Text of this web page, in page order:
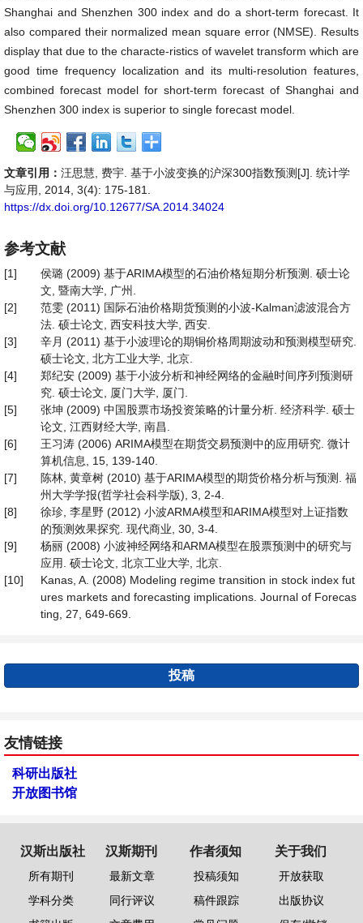
Shanghai and Shenzhen 300 index and do a short-term forecast. It
also compared their normalized mean square error (NMSE). Results
display that due to the characte-ristics of wavelet transform which are
good time frequency localization and its multi-resolution features,
combined forecast model for short-term forecast of Shanghai and
Shenzhen 300 index is superior to single forecast model.
文章引用： 汪思慧, 费宇. 基于小波变换的沪深300指数预测[J]. 统计学
与应用, 2014, 3(4): 175-181.
https://dx.doi.org/10.12677/SA.2014.34024
参考文献
[1]
侯璐 (2009) 基于ARIMA模型的石油价格短期分析预测. 硕士论
文, 暨南大学, 广州.
[2]
范雯 (2011) 国际石油价格期货预测的小波-Kalman滤波混合方
法. 硕士论文, 西安科技大学, 西安.
[3]
辛月 (2011) 基于小波理论的期铜价格周期波动和预测模型研究.
硕士论文, 北方工业大学, 北京.
[4]
郑纪安 (2009) 基于小波分析和神经网络的金融时间序列预测研
究. 硕士论文, 厦门大学, 厦门.
[5]
张坤 (2009) 中国股票市场投资策略的计量分析. 经济科学. 硕士
论文, 江西财经大学, 南昌.
[6]
王习涛 (2006) ARIMA模型在期货交易预测中的应用研究. 微计
算机信息, 15, 139-140.
[7]
陈林, 黄章树 (2010) 基于ARIMA模型的期货价格分析与预测. 福
州大学学报(哲学社会科学版), 3, 2-4.
[8]
徐珍, 李星野 (2012) 小波ARMA模型和ARIMA模型对上证指数
的预测效果探究. 现代商业, 30, 3-4.
[9]
杨丽 (2008) 小波神经网络和ARMA模型在股票预测中的研究与
应用. 硕士论文, 北京工业大学, 北京.
[10]
Kanas, A. (2008) Modeling regime transition in stock index fut
ures markets and forecasting implications. Journal of Forecas
ting, 27, 649-669.
投稿
友情链接
科研出版社
开放图书馆
汉斯出版社
所有期刊
学科分类
汉斯期刊
最新文章
同行评议
作者须知
投稿须知
稿件跟踪
关于我们
开放获取
出版协议